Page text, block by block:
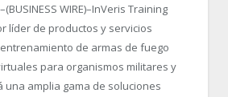
WIRE)–InVeris Training
líder de productos y servicios
de armas de fuego
para organismos militares y
una amplia gama de soluciones